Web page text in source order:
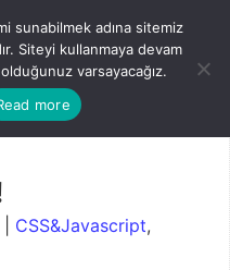
Menu
CSS&Javascript,
sunabilmek adına sitemiz
Siteyi kullanmaya devam
varsayacağız.
more